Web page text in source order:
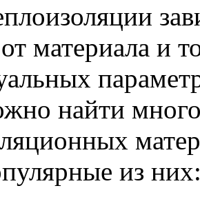
материала и
найти
из